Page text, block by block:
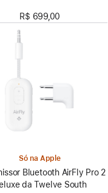
R$ 699,00
Só na Apple
Bluetooth AirFly Pro 2
da Twelve South